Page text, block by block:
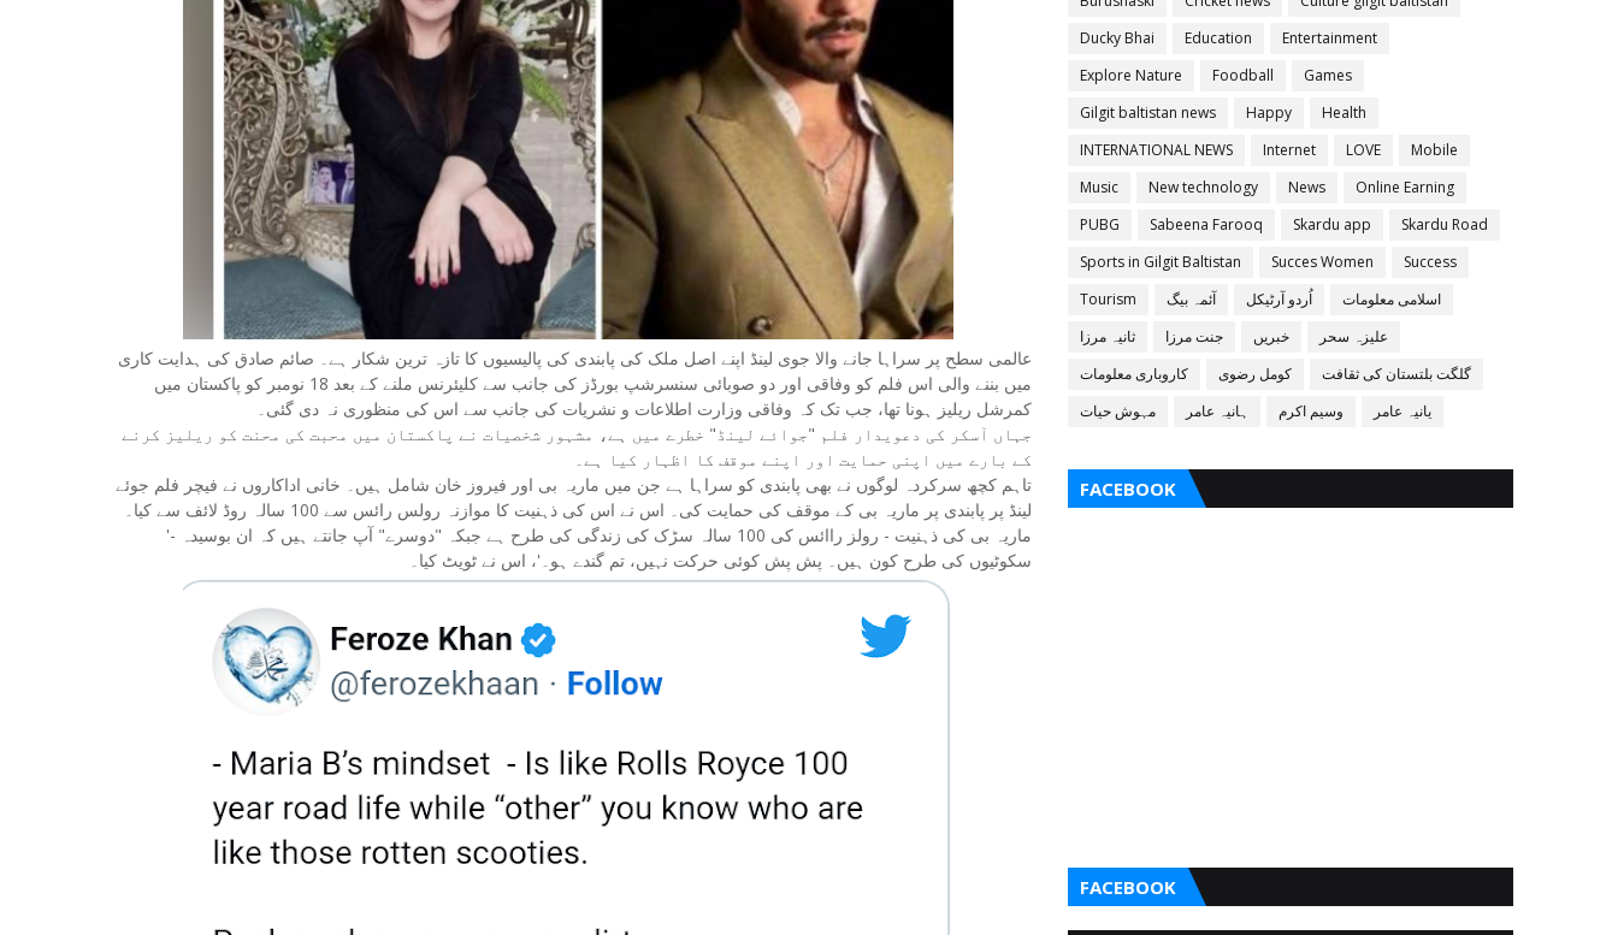
عالمی سطح پر سراہا جانے والا جوی لینڈ اپنے اصل ملک کی پابندی کی پالیسیوں کا تازہ ترین شکار ہے۔ صائم صادق کی ہدایت کاری
میں بننے والی اس فلم کو وفاقی اور دو صوبائی سنسرشپ بورڈز کی جانب سے کلیئرنس ملنے کے بعد 18 نومبر کو پاکستان میں
کمرشل ریلیز ہونا تھا، جب تک کہ وفاقی وزارت اطلاعات و نشریات کی جانب سے اس کی منظوری نہ دی گئی۔
جہاں آسکر کی دعویدار فلم "جوائے لینڈ" خطرے میں ہے، مشہور شخصیات نے پاکستان میں محبت کی محنت کو ریلیز کرنے
کے بارے میں اپنی حمایت اور اپنے موقف کا اظہار کیا ہے۔
تاہم کچھ سرکردہ لوگوں نے بھی پابندی کو سراہا ہے جن میں ماریہ بی اور فیروز خان شامل ہیں۔ خانی اداکاروں نے فیچر فلم جوئے
لینڈ پر پابندی پر ماریہ بی کے موقف کی حمایت کی۔ اس نے اس کی ذہنیت کا موازنہ رولس رائس سے 100 سالہ روڈ لائف سے کیا۔
'- ماریہ بی کی ذہنیت - رولز راائس کی 100 سالہ سڑک کی زندگی کی طرح ہے جبکہ "دوسرے" آپ جانتے ہیں کہ ان بوسیدہ
سکوٹیوں کی طرح کون ہیں۔ پش پش کوئی حرکت نہیں، تم گندے ہو۔'، اس نے ٹویٹ کیا۔
Ducky Bhai
Education
Entertainment
Explore Nature
Foodball
Games
Gilgit baltistan news
Happy
Health
INTERNATIONAL NEWS
Internet LOVE
Mobile
Music
New technology News
Online Earning
PUBG
Sabeena Farooq Skardu app
Skardu Road
Sports in Gilgit Baltistan
Succes Women
Success
Tourism
آئمہ بیگ اُردو آرٹیکل
اسلامی معلومات
ثانیہ مرزا
جنت مرزا خبریں
علیزہ سحر
کاروباری معلومات
کومل رضوی
گلگت بلتستان کی ثقافت
مہوش حیات
ہانیہ عامر وسیم اکرم یانیہ عامر
FACEBOOK
FACEBOOK